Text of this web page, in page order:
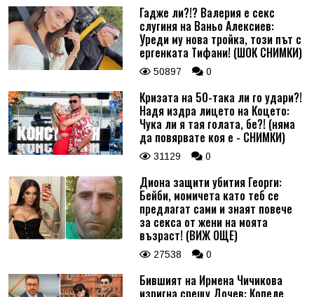
Гадже ли?!? Валерия е секс
слугиня на Ваньо Алексиев:
Уреди му нова тройка, този път с
ергенката Тифани! (ШОК СНИМКИ)
50897 0
Кризата на 50-така ли го удари?!
Надя издра лицето на Коцето:
Чука ли я тая голата, бе?! (няма
да повярвате коя е - СНИМКИ)
31129 0
Диона защити убития Георги:
Бейби, момичета като теб се
предлагат сами и знаят повече
за секса от жени на моята
възраст! (ВИЖ ОЩЕ)
27538 0
Бившият на Ирмена Чичикова
изригна срещу Дочев: Копеле